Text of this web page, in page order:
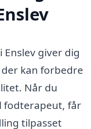
giver dig
kan forbedre
Når du
fodterapeut, får
tilpasset